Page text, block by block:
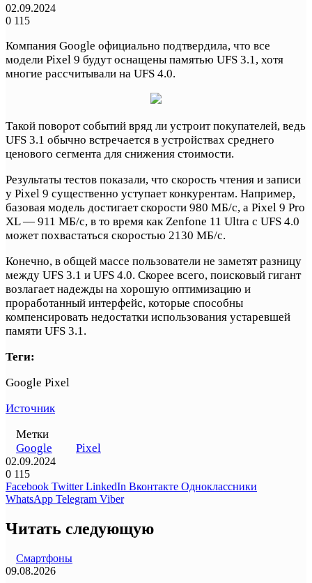
02.09.2024
0 115
Компания Google официально подтвердила, что все
модели Pixel 9 будут оснащены памятью UFS 3.1, хотя
многие рассчитывали на UFS 4.0.
Такой поворот событий вряд ли устроит покупателей, ведь
UFS 3.1 обычно встречается в устройствах среднего
ценового сегмента для снижения стоимости.
Результаты тестов показали, что скорость чтения и записи
у Pixel 9 существенно уступает конкурентам. Например,
базовая модель достигает скорости 980 МБ/с, а Pixel 9 Pro
XL — 911 МБ/с, в то время как Zenfone 11 Ultra с UFS 4.0
может похвастаться скоростью 2130 МБ/с.
Конечно, в общей массе пользователи не заметят разницу
между UFS 3.1 и UFS 4.0. Скорее всего, поисковый гигант
возлагает надежды на хорошую оптимизацию и
проработанный интерфейс, которые способны
компенсировать недостатки использования устаревшей
памяти UFS 3.1.
Теги:
Google Pixel
Источник
Метки
Google
Pixel
02.09.2024
0 115
Facebook Twitter LinkedIn Вконтакте Одноклассники
WhatsApp Telegram Viber
Читать следующую
Смартфоны
09.08.2026